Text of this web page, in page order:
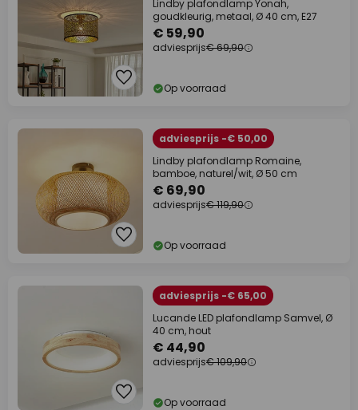
Lindby plafondlamp Yonah,
goudkleurig, metaal, Ø 40 cm, E27
€ 59,90
adviesprijs€ 69,90
Op voorraad
adviesprijs -€ 50,00
Lindby plafondlamp Romaine,
bamboe, naturel/wit, Ø 50 cm
€ 69,90
adviesprijs€ 119,90
Op voorraad
adviesprijs -€ 65,00
Lucande LED plafondlamp Samvel, Ø
40 cm, hout
€ 44,90
adviesprijs€ 109,90
Op voorraad